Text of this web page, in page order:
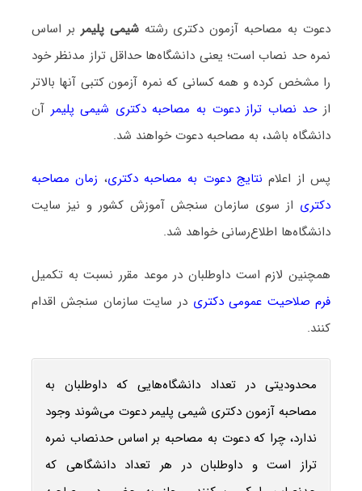
دعوت به مصاحبه آزمون دکتری رشتهشیمی پلیمر بر اساس
نمره حد نصاب است؛ یعنی دانشگاه‌ها حداقل تراز مدنظر خود
را مشخص کرده و همه کسانی که نمره آزمون کتبی آنها بالاتر
ازحد نصاب تراز دعوت به مصاحبه دکتری شیمی پلیمر آن
دانشگاه باشد، به مصاحبه دعوت خواهند شد.
پس از اعلام نتایج دعوت به مصاحبه دکتری، زمان مصاحبه
دکتری از سوی سازمان سنجش آموزش کشور و نیز سایت
دانشگاه‌ها اطلاع‌رسانی خواهد شد.
همچنین لازم است داوطلبان در موعد مقرر نسبت به تکمیل
فرم صلاحیت عمومی دکتری در سایت سازمان سنجش اقدام
کنند.
محدودیتی در تعداد دانشگاه‌هایی که داوطلبان به
مصاحبه آزمون دکتری شیمی پلیمر دعوت می‌شوند وجود
ندارد، چرا که دعوت به مصاحبه بر اساس حدنصاب نمره
تراز است و داوطلبان در هر تعداد دانشگاهی که